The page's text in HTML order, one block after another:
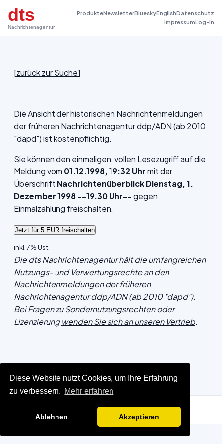
Diese Website nutzt Cookies, um Ihre Erfahrung
zu verbessern. Mehr erfahren
Ablehnen Akzeptieren
dts
Nachrichtenagentur
ProdukteNewsletterBlueskyEnglishDatenschutz
ImpressumLog-In
[zurück zur Suche]
Die Ansicht der historischen Nachrichtenmeldungen
der früheren Nachrichtenagentur ddp/ADN (ab 2010
"dapd") ist kostenpflichtig.
Sie können den einmaligen, vollen Lesezugriff auf die
Meldung vom 01.12.1998, 19:32 Uhrmit der
Überschrift Nachrichtenüberblick Dienstag, 1.
Dezember 1998 --19.30 Uhr--gegen
Einmalzahlung freischalten.
inkl. 7% Ust.
Die dts Nachrichtenagentur hält die umfangreichen
Nutzungs- und Verwertungsrechte an den
Nachrichtenmeldungen der früheren
Nachrichtenagentur ddp/ADN (ab 2010 "dapd").
Bei Fragen zu Sondernutzungsrechten oder
Lizenzierungwenden Sie sich an unseren Vertrieb.